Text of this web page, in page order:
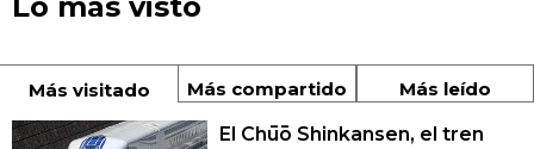
Más visitado Más compartido Más leído
El Chūō Shinkansen, el tren